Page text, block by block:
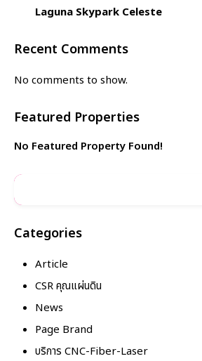
Laguna Skypark Celeste
Recent Comments
No comments to show.
Featured Properties
No Featured Property Found!
Categories
Article
CSR คุณแผ่นดิน
News
Page Brand
บริการ CNC-Fiber-Laser